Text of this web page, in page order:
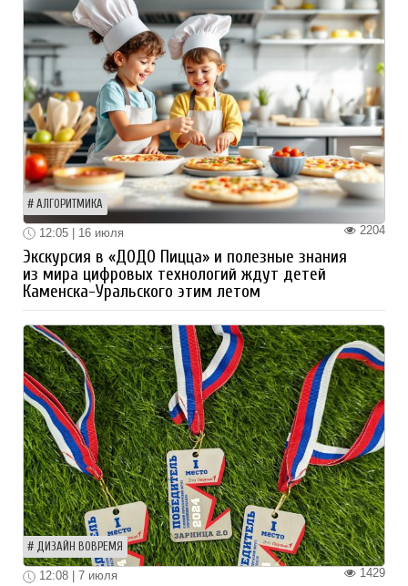
АЛГОРИТМИКА
2204
12:05 | 16 июля
Экскурсия в «ДОДО Пицца» и полезные знания
из мира цифровых технологий ждут детей
Каменска-Уральского этим летом
ДИЗАЙН ВОВРЕМЯ
1429
12:08 | 7 июля